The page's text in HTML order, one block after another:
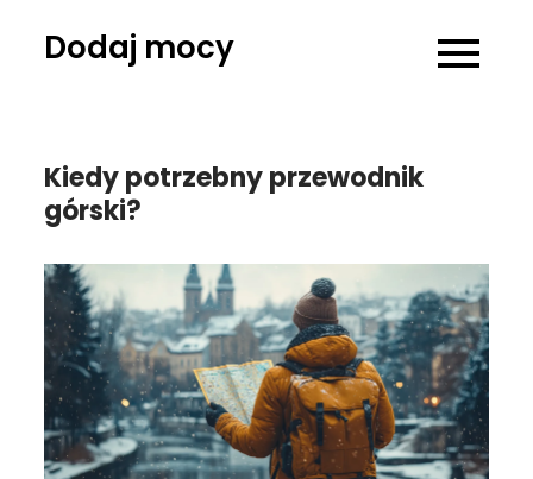
Dodaj mocy
Kiedy potrzebny przewodnik
górski?